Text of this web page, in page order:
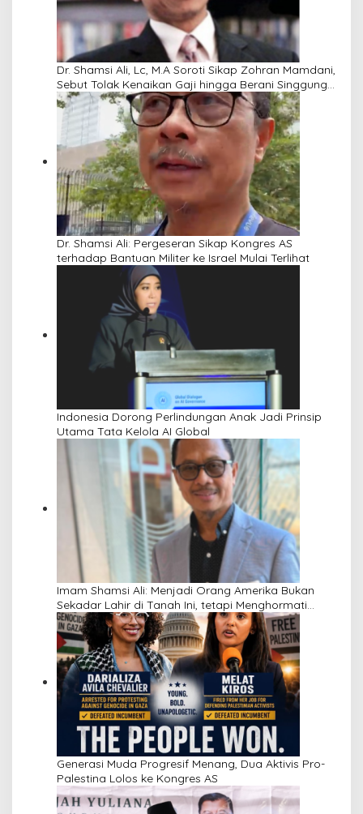
Dr. Shamsi Ali, Lc, M.A Soroti Sikap Zohran Mamdani,
Sebut Tolak Kenaikan Gaji hingga Berani Singgung
Netanyahu
Dr. Shamsi Ali: Pergeseran Sikap Kongres AS
terhadap Bantuan Militer ke Israel Mulai Terlihat
Indonesia Dorong Perlindungan Anak Jadi Prinsip
Utama Tata Kelola AI Global
Imam Shamsi Ali: Menjadi Orang Amerika Bukan
Sekadar Lahir di Tanah Ini, tetapi Menghormati
Perbedaan
Generasi Muda Progresif Menang, Dua Aktivis Pro-
Palestina Lolos ke Kongres AS